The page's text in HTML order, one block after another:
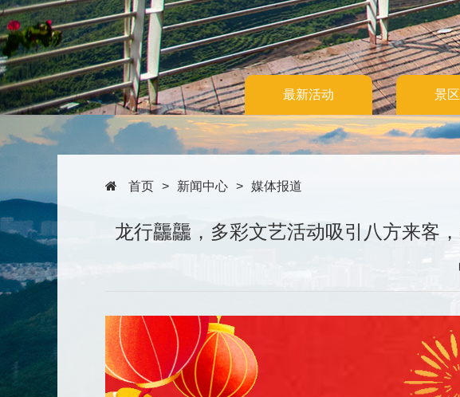
最新活动 景
首页 > 新闻中心 > 媒体报道
龙行龘龘，多彩文艺活动吸引八方来客